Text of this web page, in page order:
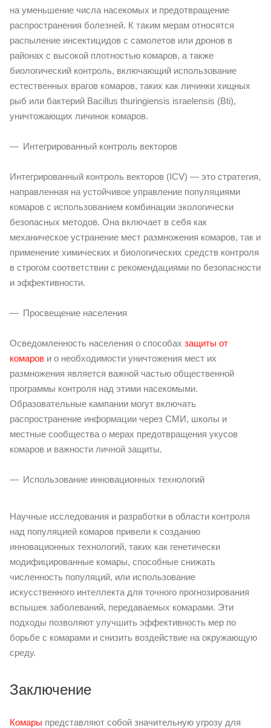
на уменьшение числа насекомых и предотвращение
распространения болезней. К таким мерам относятся
распыление инсектицидов с самолетов или дронов в
районах с высокой плотностью комаров, а также
биологический контроль, включающий использование
естественных врагов комаров, таких как личинки хищных
рыб или бактерий Bacillus thuringiensis israelensis (Bti),
уничтожающих личинок комаров.
Интегрированный контроль векторов
Интегрированный контроль векторов (ICV) — это стратегия,
направленная на устойчивое управление популяциями
комаров с использованием комбинации экологически
безопасных методов. Она включает в себя как
механическое устранение мест размножения комаров, так и
применение химических и биологических средств контроля
в строгом соответствии с рекомендациями по безопасности
и эффективности.
Просвещение населения
Осведомленность населения о способах защиты от
комаров и о необходимости уничтожения мест их
размножения является важной частью общественной
программы контроля над этими насекомыми.
Образовательные кампании могут включать
распространение информации через СМИ, школы и
местные сообщества о мерах предотвращения укусов
комаров и важности личной защиты.
Использование инновационных технологий
Научные исследования и разработки в области контроля
над популяцией комаров привели к созданию
инновационных технологий, таких как генетически
модифицированные комары, способные снижать
численность популяций, или использование
искусственного интеллекта для точного прогнозирования
вспышек заболеваний, передаваемых комарами. Эти
подходы позволяют улучшить эффективность мер по
борьбе с комарами и снизить воздействие на окружающую
среду.
Заключение
Комары представляют собой значительную угрозу для